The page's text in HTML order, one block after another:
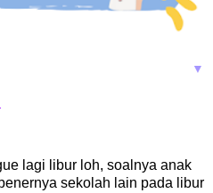
▼
lagi libur loh, soalnya anak
sekolah lain pada libur